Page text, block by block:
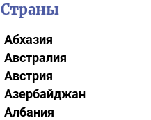
Страны
Абхазия
Австралия
Австрия
Азербайджан
Албания